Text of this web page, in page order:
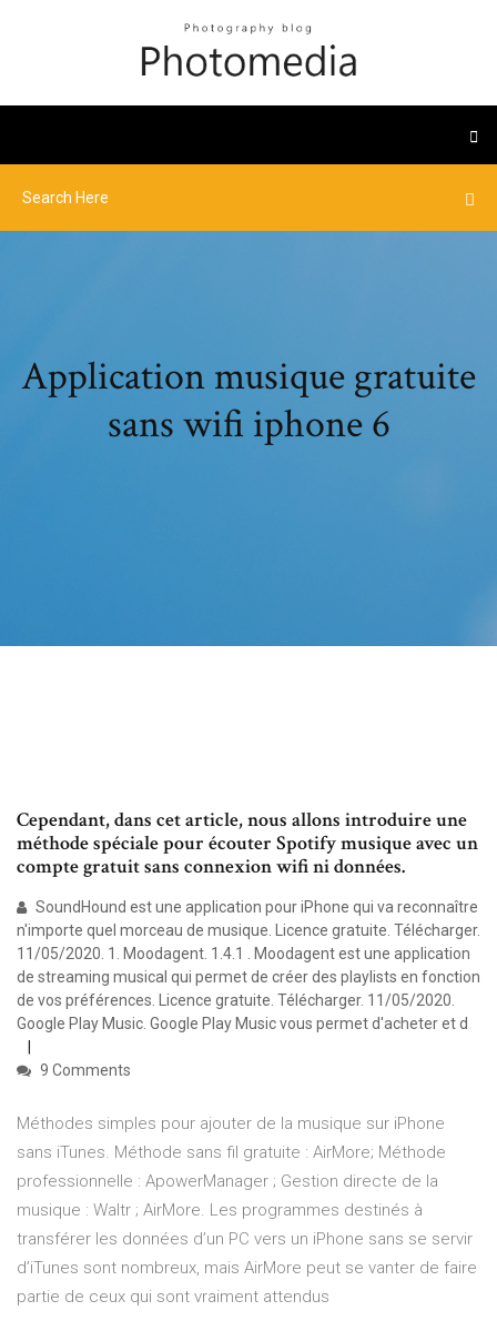
Application musique gratuite
sans wifi iphone 6
Cependant, dans cet article, nous allons introduire une
méthode spéciale pour écouter Spotify musique avec un
compte gratuit sans connexion wifi ni données.
SoundHound est une application pour iPhone qui va reconnaître
n'importe quel morceau de musique. Licence gratuite. Télécharger.
11/05/2020. 1. Moodagent. 1.4.1 . Moodagent est une application
de streaming musical qui permet de créer des playlists en fonction
de vos préférences. Licence gratuite. Télécharger. 11/05/2020.
Google Play Music. Google Play Music vous permet d'acheter et d
9 Comments
Méthodes simples pour ajouter de la musique sur iPhone
sans iTunes. Méthode sans fil gratuite : AirMore; Méthode
professionnelle : ApowerManager ; Gestion directe de la
musique : Waltr ; AirMore. Les programmes destinés à
transférer les données d’un PC vers un iPhone sans se servir
d’iTunes sont nombreux, mais AirMore peut se vanter de faire
partie de ceux qui sont vraiment attendus